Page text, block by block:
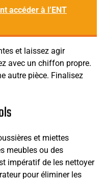
accéder à l’ENT
et laissez agir
avec un chiffon propre.
autre pièce. Finalisez
et miettes
meubles ou des
impératif de les nettoyer
pour éliminer les